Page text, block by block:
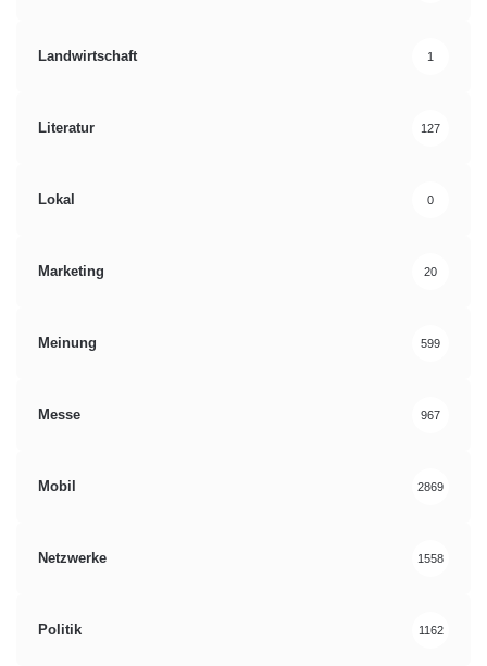
Landwirtschaft 1
Literatur 127
Lokal 0
Marketing 20
Meinung 599
Messe 967
Mobil 2869
Netzwerke 1558
Politik 1162